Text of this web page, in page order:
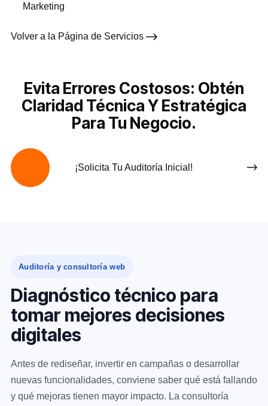
Marketing
Volver a la Página de Servicios
Evita Errores Costosos: Obtén
Claridad Técnica Y Estratégica
Para Tu Negocio.
¡Solicita Tu Auditoría Inicial!
Auditoría y consultoría web
Diagnóstico técnico para
tomar mejores decisiones
digitales
Antes de rediseñar, invertir en campañas o desarrollar
nuevas funcionalidades, conviene saber qué está fallando
y qué mejoras tienen mayor impacto. La consultoría